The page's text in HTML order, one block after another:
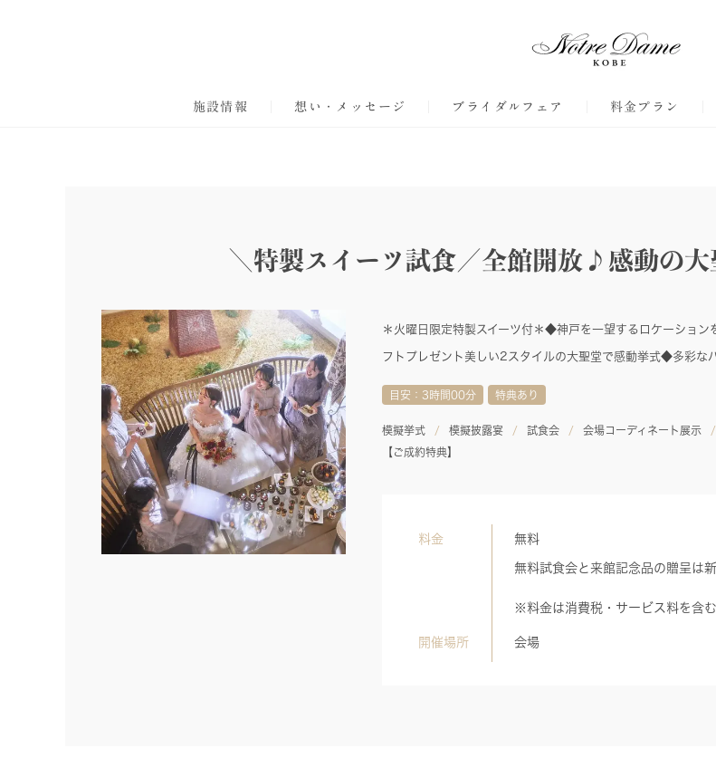
施設情報 想い・メッセージ ブライダルフェア 料金プラン
＼特製スイーツ試食／全館開放♪感動の
＊火曜日限定特製スイーツ付＊◆神戸を一望するロケーショ
フトプレゼント美しい2スタイルの大聖堂で感動挙式◆多彩な
目安：3時間00分 特典あり
模擬挙式 模擬披露宴 試食会 会場コーディネート展示
【ご成約特典】
料金 無料
無料試食会と来館記念品の贈呈は
※料金は消費税・サービス料を含む
開催場所 会場